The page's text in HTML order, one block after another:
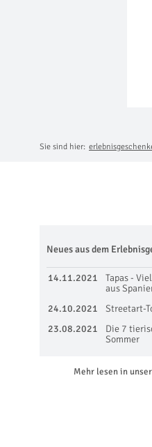
Sie sind hier:
Neues aus dem
14.11.2021
Tapas -
aus
24.10.2021
Streetart-
23.08.2021
Die 7
Sommer
Mehr lesen in